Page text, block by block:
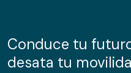
información sobre el uso
nuestros partners de
Conduce tu
desata tu